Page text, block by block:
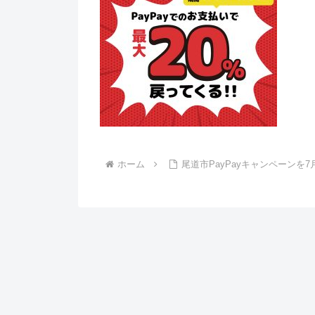
ホーム 尾道市PayPayキャンペーンを7